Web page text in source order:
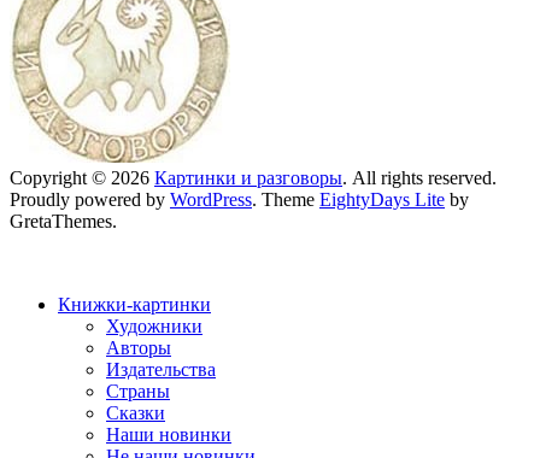
Copyright © 2026 Картинки и разговоры. All rights reserved.
Proudly powered by WordPress. Theme EightyDays Lite by
GretaThemes.
Книжки-картинки
Художники
Авторы
Издательства
Страны
Сказки
Наши новинки